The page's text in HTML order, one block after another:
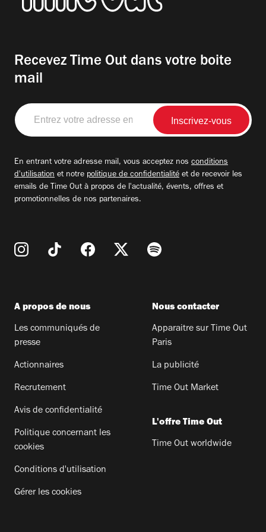
Recevez Time Out dans votre boite
mail
Entrez
votre
adresse
En entrant votre adresse mail, vous acceptez nos conditions
d'utilisation et notre politique de confidentialité et de recevoir les
emails de Time Out à propos de l'actualité, évents, offres et
promotionnelles de nos partenaires.
A propos de nous
Les communiqués de
presse
Actionnaires
Recrutement
Avis de confidentialité
Politique concernant les
cookies
Conditions d'utilisation
Gérer les cookies
Nous contacter
Apparaitre sur Time Out
Paris
La publicité
Time Out Market
L'offre Time Out
Time Out worldwide